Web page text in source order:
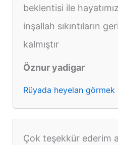
beklentisi ile
inşallah sıkıntıların
kalmıştır
Öznur yadigar
Rüyada heyelan görmek
Çok teşekkür ederim